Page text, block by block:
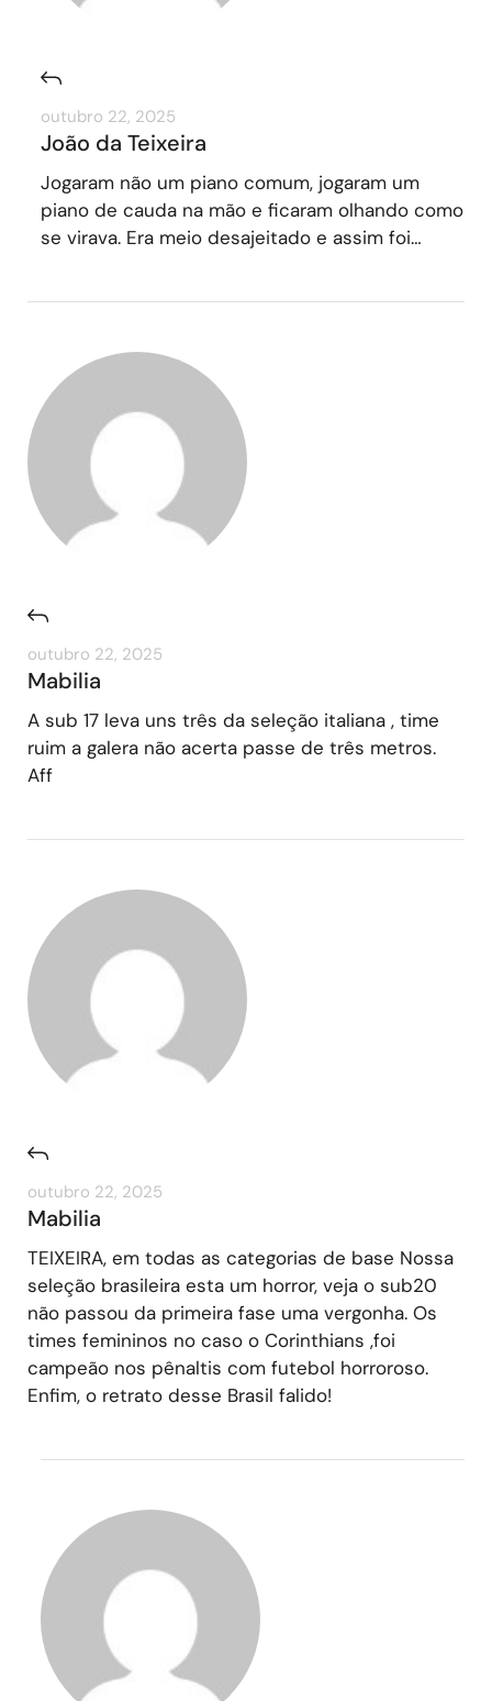
outubro 22, 2025
João da Teixeira
Jogaram não um piano comum, jogaram um
piano de cauda na mão e ficaram olhando como
se virava. Era meio desajeitado e assim foi…
outubro 22, 2025
Mabilia
A sub 17 leva uns três da seleção italiana , time
ruim a galera não acerta passe de três metros.
Aff
outubro 22, 2025
Mabilia
TEIXEIRA, em todas as categorias de base Nossa
seleção brasileira esta um horror, veja o sub20
não passou da primeira fase uma vergonha. Os
times femininos no caso o Corinthians ,foi
campeão nos pênaltis com futebol horroroso.
Enfim, o retrato desse Brasil falido!